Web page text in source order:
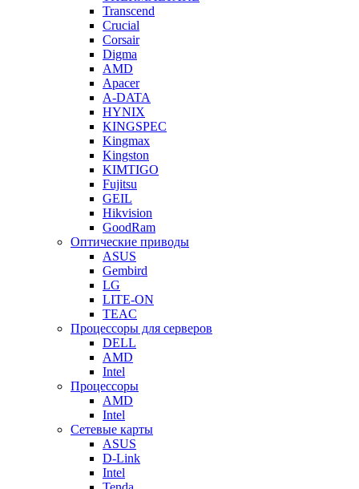
Transcend
Crucial
Corsair
Digma
AMD
Apacer
A-DATA
HYNIX
KINGSPEC
Kingmax
Kingston
KIMTIGO
Fujitsu
GEIL
Hikvision
GoodRam
Оптические приводы
ASUS
Gembird
LG
LITE-ON
TEAC
Процессоры для серверов
DELL
AMD
Intel
Процессоры
AMD
Intel
Сетевые карты
ASUS
D-Link
Intel